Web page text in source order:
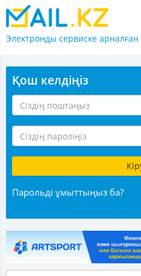
Электронды сервиске арналған
Қош келдіңіз
Парольді ұмыттыңыз ба?